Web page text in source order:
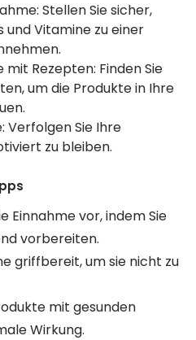
Stellen Sie sicher,
und Vitamine zu einer
mit Rezepten: Finden Sie
um die Produkte in Ihre
Verfolgen Sie Ihre
zu bleiben.
Einnahme vor, indem Sie
vorbereiten.
griffbereit, um sie nicht zu
mit gesunden
Wirkung.